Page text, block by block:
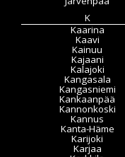
K
Kaarina
Kaavi
Kainuu
Kajaani
Kalajoki
Kangasala
Kangasniemi
Kankaanpää
Kannonkoski
Kannus
Kanta-Häme
Karijoki
Karjaa